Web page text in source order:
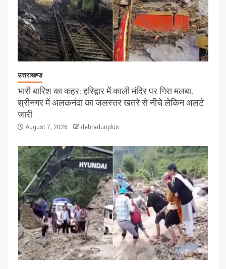
उत्तराखण्ड
भारी बारिश का कहर: हरिद्वार में काली मंदिर पर गिरा मलबा,
श्रीनगर में अलकनंदा का जलस्तर खतरे से नीचे लेकिन अलर्ट
जारी
August 7, 2026 dehradunplus